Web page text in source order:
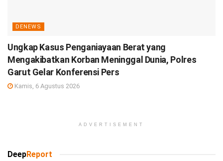
DENEWS
Ungkap Kasus Penganiayaan Berat yang
Mengakibatkan Korban Meninggal Dunia, Polres
Garut Gelar Konferensi Pers
Kamis, 6 Agustus 2026
ADVERTISEMENT
DeepReport